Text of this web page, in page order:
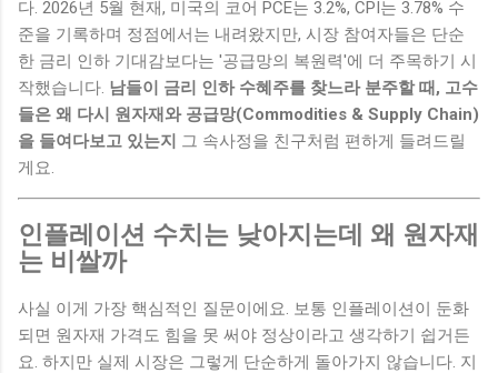
다. 2026년 5월 현재, 미국의 코어 PCE는 3.2%, CPI는 3.78% 수
준을 기록하며 정점에서는 내려왔지만, 시장 참여자들은 단순
한 금리 인하 기대감보다는 '공급망의 복원력'에 더 주목하기 시
작했습니다. 남들이 금리 인하 수혜주를 찾느라 분주할 때, 고수
들은 왜 다시 원자재와 공급망(Commodities & Supply Chain)
을 들여다보고 있는지 그 속사정을 친구처럼 편하게 들려드릴
게요.
인플레이션 수치는 낮아지는데 왜 원자재
는 비쌀까
사실 이게 가장 핵심적인 질문이에요. 보통 인플레이션이 둔화
되면 원자재 가격도 힘을 못 써야 정상이라고 생각하기 쉽거든
요. 하지만 실제 시장은 그렇게 단순하게 돌아가지 않습니다. 지